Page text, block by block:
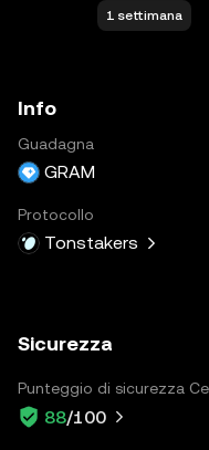
1 settimana
Info
Guadagna
GRAM
Protocollo
Tonstakers
Sicurezza
Punteggio di sicurezza
88/100